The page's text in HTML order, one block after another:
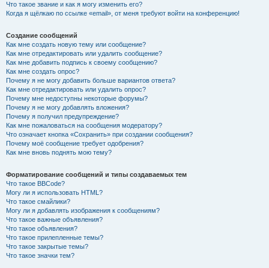
Что такое звание и как я могу изменить его?
Когда я щёлкаю по ссылке «email», от меня требуют войти на конференцию!
Создание сообщений
Как мне создать новую тему или сообщение?
Как мне отредактировать или удалить сообщение?
Как мне добавить подпись к своему сообщению?
Как мне создать опрос?
Почему я не могу добавить больше вариантов ответа?
Как мне отредактировать или удалить опрос?
Почему мне недоступны некоторые форумы?
Почему я не могу добавлять вложения?
Почему я получил предупреждение?
Как мне пожаловаться на сообщения модератору?
Что означает кнопка «Сохранить» при создании сообщения?
Почему моё сообщение требует одобрения?
Как мне вновь поднять мою тему?
Форматирование сообщений и типы создаваемых тем
Что такое BBCode?
Могу ли я использовать HTML?
Что такое смайлики?
Могу ли я добавлять изображения к сообщениям?
Что такое важные объявления?
Что такое объявления?
Что такое прилепленные темы?
Что такое закрытые темы?
Что такое значки тем?